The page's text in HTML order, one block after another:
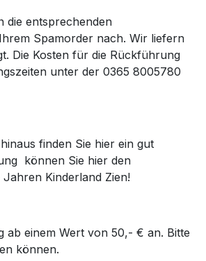
die entsprechenden
Spamorder nach. Wir liefern
Die Kosten für die Rückführung
unter der 0365 8005780
finden Sie hier ein gut
können Sie hier den
Kinderland Zien!
ab einem Wert von 50,- € an. Bitte
können.